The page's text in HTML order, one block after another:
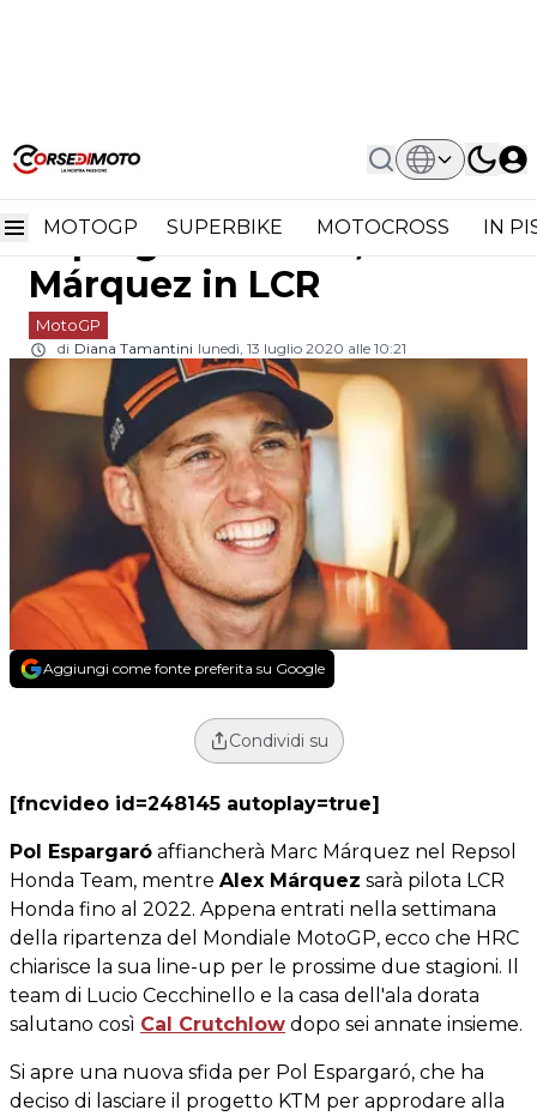
MOTOGP SUPERBIKE MOTOCROSS IN
Home MotoGP
MotoGP UFFICIALE Pol Espargaró In
MotoGP UFFICIALE Pol
Espargaró in HRC, Alex
Márquez in LCR
MotoGP
di Diana Tamantini lunedì, 13 luglio 2020 alle 10:21
Aggiungi come fonte preferita su Google
Condividi su
[fncvideo id=248145 autoplay=true]
Pol Espargaró affiancherà Marc Márquez nel Repsol
Honda Team, mentre Alex Márquez sarà pilota LCR
Honda fino al 2022. Appena entrati nella settimana
della ripartenza del Mondiale MotoGP, ecco che HRC
chiarisce la sua line-up per le prossime due stagioni. Il
team di Lucio Cecchinello e la casa dell'ala dorata
salutano così Cal Crutchlow dopo sei annate insieme.
Si apre una nuova sfida per Pol Espargaró, che ha
deciso di lasciare il progetto KTM per approdare alla